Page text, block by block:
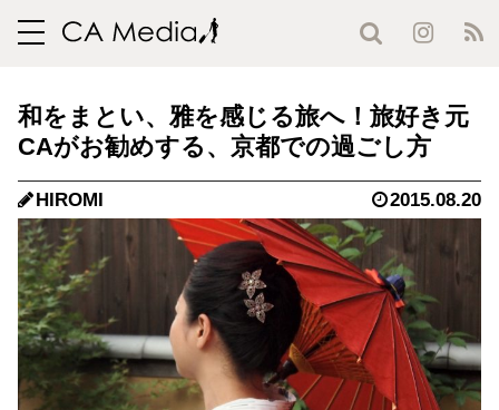
toggle
和をまとい、雅を感じる旅へ！旅好き元
CAがお勧めする、京都での過ごし方
HIROMI 2015.08.20